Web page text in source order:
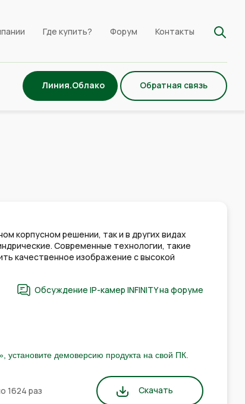
Где купить? Форум Контакты
Линия.Облако Обратная связь
корпусном решении, так и в других видах
Современные технологии, такие
качественное изображение с высокой
Обсуждение IP-камер INFINITY на форуме
установите демоверсию продукта на свой ПК.
1624 раз Скачать